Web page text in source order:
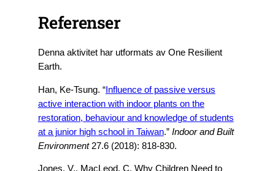
Referenser
Denna aktivitet har utformats av One Resilient
Earth.
Han, Ke-Tsung. “Influence of passive versus
active interaction with indoor plants on the
restoration, behaviour and knowledge of students
at a junior high school in Taiwan.” Indoor and Built
Environment27.6 (2018): 818-830.
Jones, V., MacLeod, C. Why Children Need to